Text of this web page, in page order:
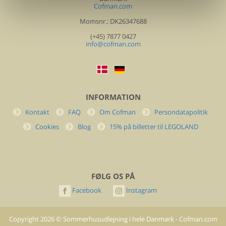
Cofman.com
Momsnr.: DK26347688
(+45) 7877 0427
info@cofman.com
INFORMATION
Kontakt FAQ Om Cofman
Persondatapolitik
Cookies
Blog 15% på billetter til LEGOLAND
FØLG OS PÅ
Facebook Instagram
Copyright 2026© Sommerhusudlejning i hele Danmark - Cofman.com